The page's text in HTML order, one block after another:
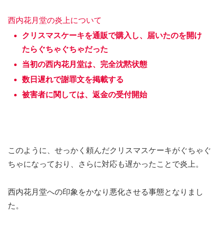
西内花月堂の炎上について
クリスマスケーキを通販で購入し、届いたのを開け
たらぐちゃぐちゃだった
当初の西内花月堂は、完全沈黙状態
数日遅れで謝罪文を掲載する
被害者に関しては、返金の受付開始
このように、せっかく頼んだクリスマスケーキがぐちゃぐ
ちゃになっており、さらに対応も遅かったことで炎上。
西内花月堂への印象をかなり悪化させる事態となりまし
た。